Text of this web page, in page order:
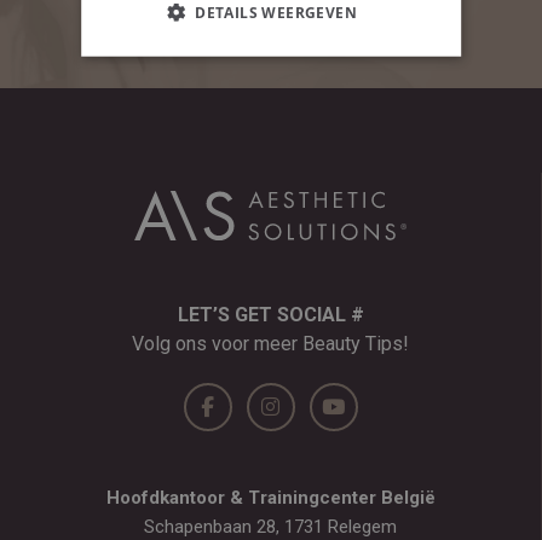
CONTACTEER ONS
LET’S GET SOCIAL #
Volg ons voor meer Beauty Tips!
Hoofdkantoor & Trainingcenter België
Schapenbaan 28, 1731 Relegem
DETAILS WEERGEVEN